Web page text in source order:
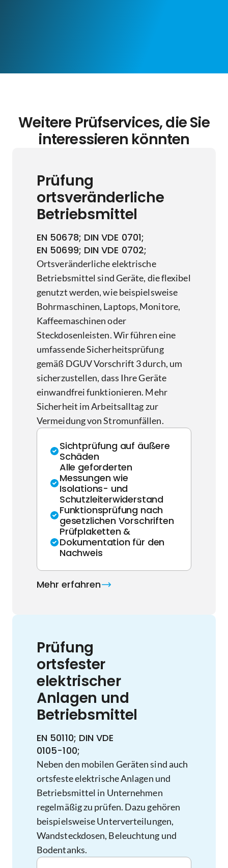
Weitere Prüfservices, die Sie
interessieren könnten
Prüfung
ortsveränderliche
Betriebsmittel
EN 50678; DIN VDE 0701;
EN 50699; DIN VDE 0702;
Ortsveränderliche elektrische
Betriebsmittel sind Geräte, die flexibel
genutzt werden, wie beispielsweise
Bohrmaschinen, Laptops, Monitore,
Kaffeemaschinen oder
Steckdosenleisten. Wir führen eine
umfassende Sicherheitsprüfung
gemäß DGUV Vorschrift 3 durch, um
sicherzustellen, dass Ihre Geräte
einwandfrei funktionieren. Mehr
Sicherheit im Arbeitsalltag zur
Vermeidung von Stromunfällen.
Sichtprüfung auf äußere
Schäden
Alle geforderten
Messungen wie
Isolations- und
Schutzleiterwiderstand
Funktionsprüfung nach
gesetzlichen Vorschriften
Prüfplaketten &
Dokumentation für den
Nachweis
Mehr erfahren
Prüfung
ortsfester
elektrischer
Anlagen und
Betriebsmittel
EN 50110; DIN VDE
0105-100;
Neben den mobilen Geräten sind auch
ortsfeste elektrische Anlagen und
Betriebsmittel in Unternehmen
regelmäßig zu prüfen. Dazu gehören
beispielsweise Unterverteilungen,
Wandsteckdosen, Beleuchtung und
Bodentanks.